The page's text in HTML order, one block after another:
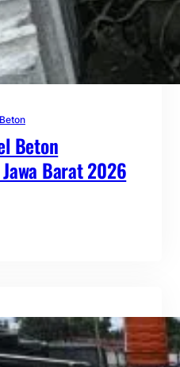
Beton
Barat 2026